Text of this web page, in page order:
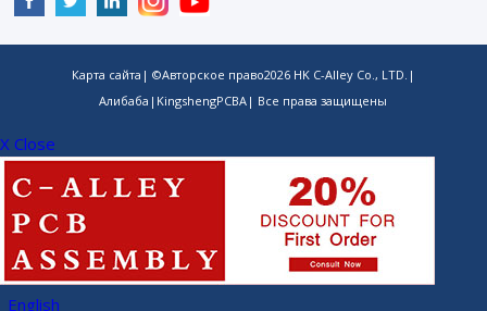
Карта сайта | ©Авторское право2026 HK C-Alley Co., LTD. |
Алибаба | KingshengPCBA | Все права защищены
X Close
English